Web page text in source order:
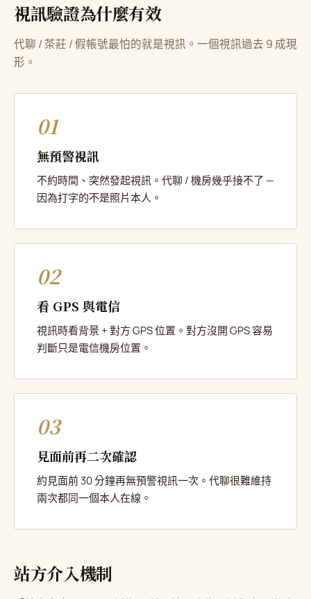
視訊驗證為什麼有效
代聊 / 茶莊 / 假帳號最怕的就是視訊。一個視訊過去 9 成現
形。
01
無預警視訊
不約時間、突然發起視訊。代聊 / 機房幾乎接不了 —
因為打字的不是照片本人。
02
看 GPS 與電信
視訊時看背景 + 對方 GPS 位置。對方沒開 GPS 容易
判斷只是電信機房位置。
03
見面前再二次確認
約見面前 30 分鐘再無預警視訊一次。代聊很難維持
兩次都同一個本人在線。
站方介入機制